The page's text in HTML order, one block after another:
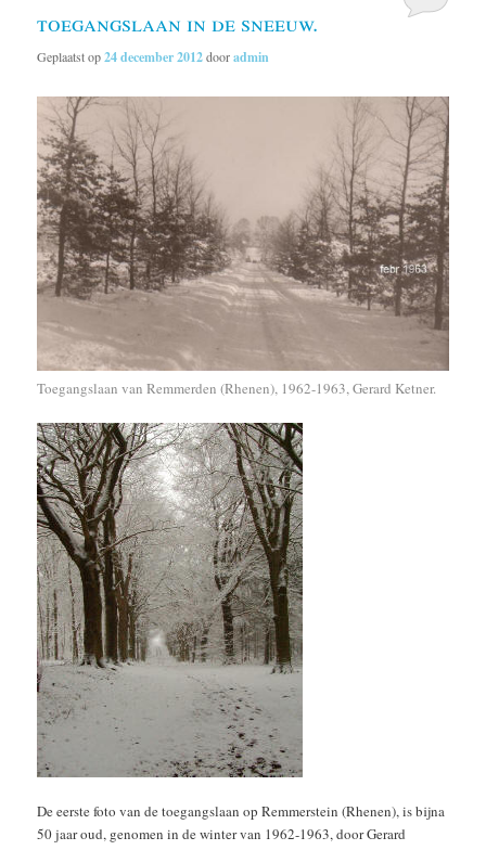
toegangslaan in de sneeuw.
Geplaatst op24 december 2012dooradmin
Toegangslaan van Remmerden (Rhenen), 1962-1963, Gerard Ketner.
De eerste foto van de toegangslaan op Remmerstein (Rhenen), is bijna
50 jaar oud, genomen in de winter van 1962-1963, door Gerard